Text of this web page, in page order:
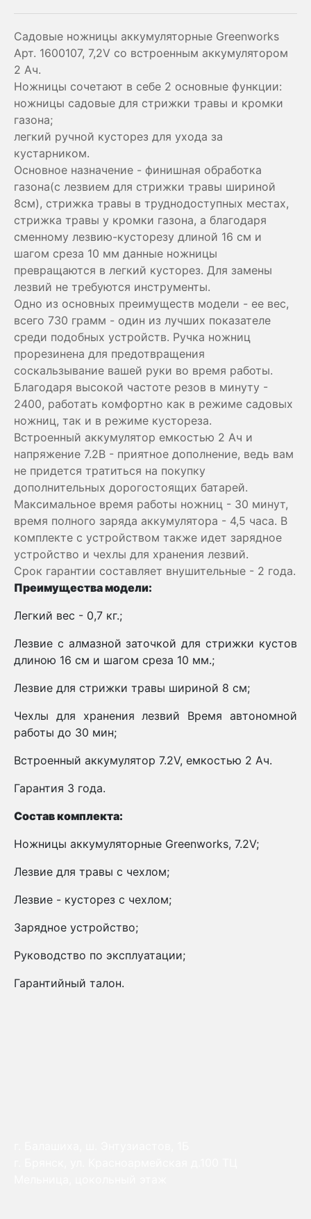
Садовые ножницы аккумуляторные Greenworks
Арт. 1600107, 7,2V со встроенным аккумулятором
2 Aч.
Ножницы сочетают в себе 2 основные функции:
ножницы садовые для стрижки травы и кромки
газона;
легкий ручной кусторез для ухода за
кустарником.
Основное назначение - финишная обработка
газона(с лезвием для стрижки травы шириной
8см), стрижка травы в труднодоступных местах,
стрижка травы у кромки газона, а благодаря
сменному лезвию-кусторезу длиной 16 см и
шагом среза 10 мм данные ножницы
превращаются в легкий кусторез. Для замены
лезвий не требуются инструменты.
Одно из основных преимуществ модели - ее вес,
всего 730 грамм - один из лучших показателе
среди подобных устройств. Ручка ножниц
прорезинена для предотвращения
соскальзывание вашей руки во время работы.
Благодаря высокой частоте резов в минуту -
2400, работать комфортно как в режиме садовых
ножниц, так и в режиме кустореза.
Встроенный аккумулятор емкостью 2 Ач и
напряжение 7.2В - приятное дополнение, ведь вам
не придется тратиться на покупку
дополнительных дорогостоящих батарей.
Максимальное время работы ножниц - 30 минут,
время полного заряда аккумулятора - 4,5 часа. В
комплекте с устройством также идет зарядное
устройство и чехлы для хранения лезвий.
Срок гарантии составляет внушительные - 2 года.
Преимущества модели:
Легкий вес - 0,7 кг.;
Лезвие с алмазной заточкой для стрижки кустов
длиною 16 см и шагом среза 10 мм.;
Лезвие для стрижки травы шириной 8 см;
Чехлы для хранения лезвий Время автономной
работы до 30 мин;
Встроенный аккумулятор 7.2V, емкостью 2 Ач.
Гарантия 3 года.
Состав комплекта:
Ножницы аккумуляторные Greenworks, 7.2V;
Лезвие для травы с чехлом;
Лезвие - кусторез с чехлом;
Зарядное устройство;
Руководство по эксплуатации;
Гарантийный талон.